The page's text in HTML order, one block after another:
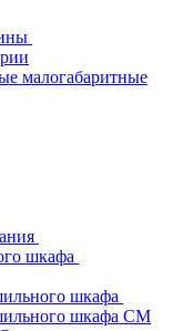
малогабаритные
шкафа
шкафа
шкафа СМ